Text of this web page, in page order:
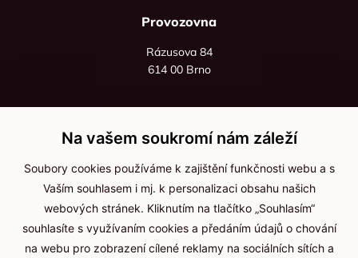
Provozovna
Rázusova 84
614 00 Brno
+420 736 535 066
Po - pá: 8:00 - 16:00
info@jma-kam.cz
Důležité informace
Na vašem soukromí nám záleží
Soubory cookies používáme k zajištění funkčnosti webu a s
Vaším souhlasem i mj. k personalizaci obsahu našich
webových stránek. Kliknutím na tlačítko „Souhlasím“
souhlasíte s využívaním cookies a předáním údajů o chování
na webu pro zobrazení cílené reklamy na sociálních sítích a